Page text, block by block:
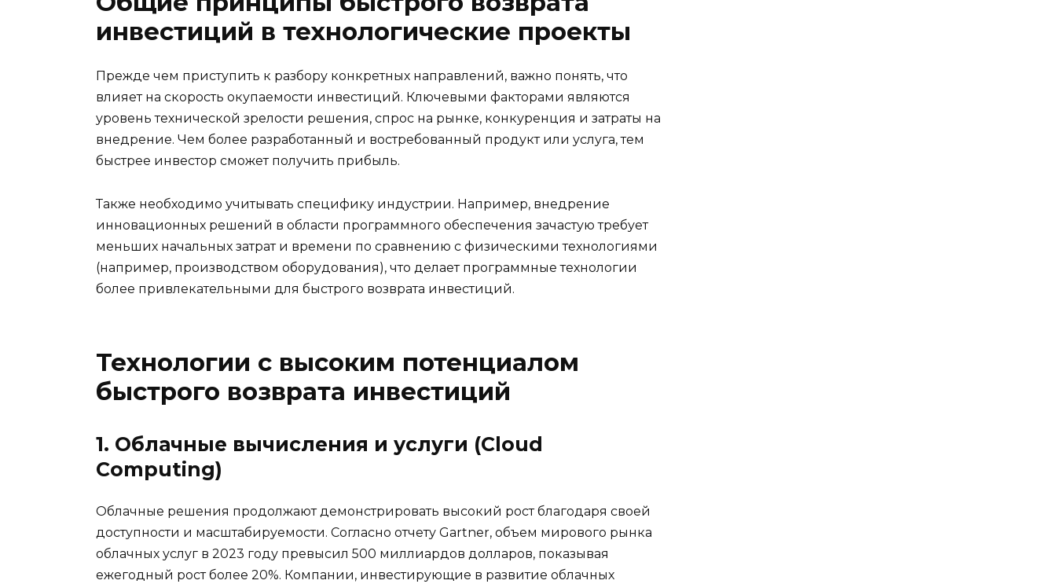
инвестиций в технологические проекты
Прежде чем приступить к разбору конкретных направлений, важно понять, что
влияет на скорость окупаемости инвестиций. Ключевыми факторами являются
уровень технической зрелости решения, спрос на рынке, конкуренция и затраты на
внедрение. Чем более разработанный и востребованный продукт или услуга, тем
быстрее инвестор сможет получить прибыль.
Также необходимо учитывать специфику индустрии. Например, внедрение
инновационных решений в области программного обеспечения зачастую требует
меньших начальных затрат и времени по сравнению с физическими технологиями
(например, производством оборудования), что делает программные технологии
более привлекательными для быстрого возврата инвестиций.
Технологии с высоким потенциалом
быстрого возврата инвестиций
1. Облачные вычисления и услуги (Cloud
Computing)
Облачные решения продолжают демонстрировать высокий рост благодаря своей
доступности и масштабируемости. Согласно отчету Gartner, объем мирового рынка
облачных услуг в 2023 году превысил 500 миллиардов долларов, показывая
ежегодный рост более 20%. Компании, инвестирующие в развитие облачных